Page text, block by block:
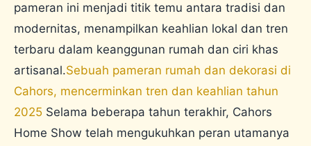
pameran ini menjadi titik temu antara tradisi dan
modernitas, menampilkan keahlian lokal dan tren
terbaru dalam keanggunan rumah dan ciri khas
artisanal.Sebuah pameran rumah dan dekorasi di
Cahors, mencerminkan tren dan keahlian tahun
2025 Selama beberapa tahun terakhir, Cahors
Home Show telah mengukuhkan peran utamanya